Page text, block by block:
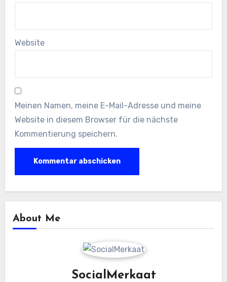
Website
Meinen Namen, meine E-Mail-Adresse und meine
Website in diesem Browser für die nächste
Kommentierung speichern.
About Me
SocialMerkaat